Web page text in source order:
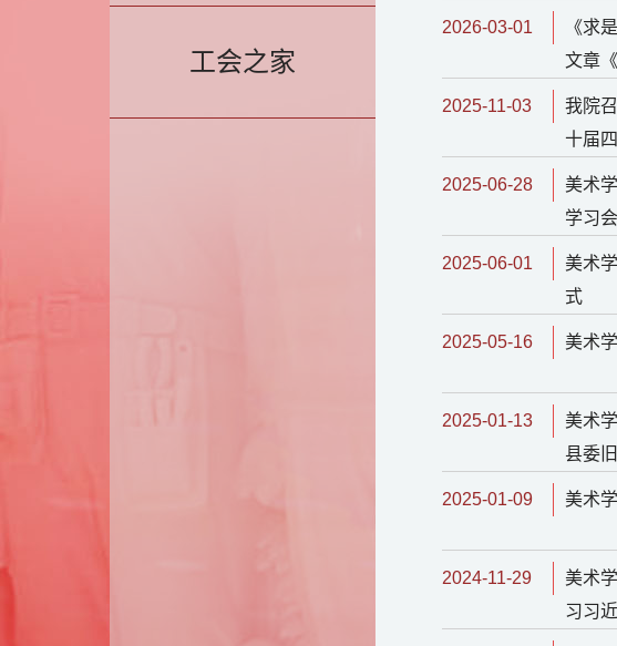
工会之家
2026-03-01
《求
文章
然成
2025-11-03
我院
十届
2025-06-28
美术
学习会
2025-06-01
美术
式
2025-05-16 美术
2025-01-13
美术
县委
2025-01-09 美术
2024-11-29
美术
习习